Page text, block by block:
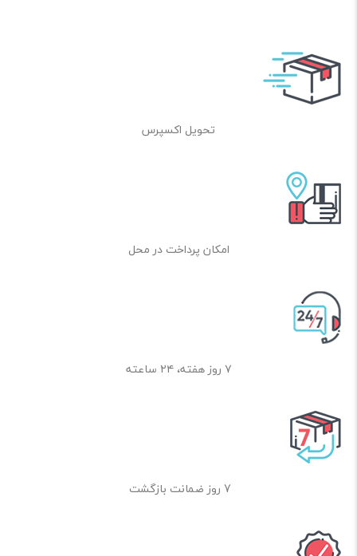
تحویل اکسپرس
امکان پرداخت در محل
۷ روز هفته، ۲۴ ساعته
7 روز ضمانت بازگشت